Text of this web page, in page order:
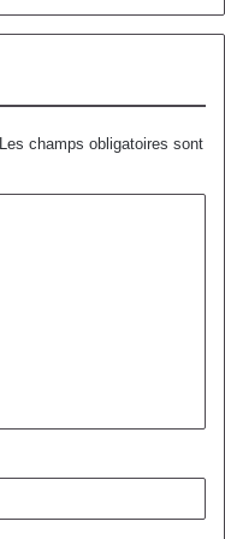
Les champs obligatoires sont